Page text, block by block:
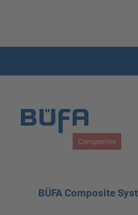
BÜFA Composite